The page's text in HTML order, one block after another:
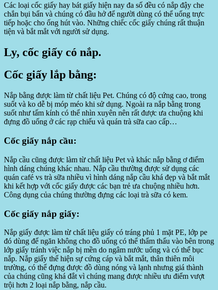
Các loại cốc giấy hay bát giấy hiện nay đa số đều có nắp đậy che
chắn bụi bẩn và chúng có đầu hở để người dùng có thể uống trực
tiếp hoặc cho ống hút vào. Những chiếc cốc giấy chúng rất thuận
tiện và bắt mắt với người sử dụng.
Ly, cốc giấy có nắp.
Cốc giấy lắp bằng:
Nắp bằng được làm từ chất liệu Pet. Chúng có độ cứng cao, trong
suốt và ko dễ bị móp méo khi sử dụng. Ngoài ra nắp bằng trong
suốt như tấm kính có thể nhìn xuyên nên rất được ưa chuộng khi
đựng đồ uống ở các rạp chiếu và quán trà sữa cao cấp…
Cốc giấy nắp cầu:
Nắp cầu cũng được làm từ chất liệu Pet và khác nắp bằng ơ điểm
hình dáng chúng khác nhau. Nắp cầu thường được sử dụng các
quán café vs trà sữa nhiều vì hình dáng nắp cầu khá đẹp và bắt mắt
khi kết hợp với cốc giấy được các bạn trẻ ưa chuộng nhiều hơn.
Công dụng của chúng thường đựng các loại trà sữa có kem.
Cốc giấy nắp giấy:
Nắp giấy được làm từ chất liệu giấy có tráng phủ 1 mặt PE, lớp pe
đó dùng để ngăn không cho đồ uống có thể thẩm thấu vào bên trong
lớp giấy tránh việc nắp bị mền do ngâm nước uống và có thể bục
nắp. Nắp giấy thể hiện sự cứng cáp và bắt mắt, thân thiên môi
trường, có thể đựng được đồ dùng nóng và lạnh nhưng giá thành
của chúng cũng khá đắt vì chúng mang được nhiều ưu điểm vượt
trội hơn 2 loại nắp bằng, nắp cầu.